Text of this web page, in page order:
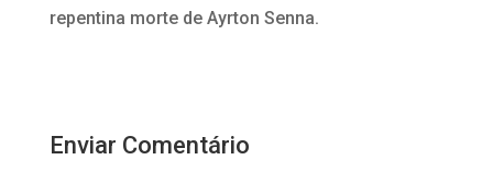
repentina morte de Ayrton Senna.
Enviar Comentário